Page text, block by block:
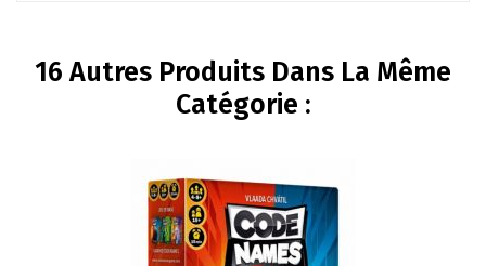
16 Autres Produits Dans La Même
Catégorie :